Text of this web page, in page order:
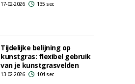
17-02-2026 135 sec
Tijdelijke belijning op
kunstgras: flexibel gebruik
van je kunstgrasvelden
13-02-2026 104 sec